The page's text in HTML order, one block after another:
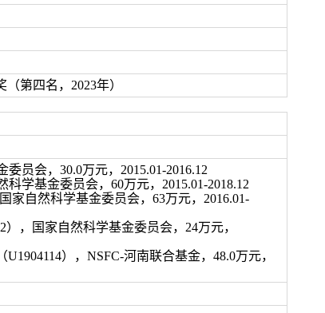
第四名，2023年）
委员会， 30.0万元， 2015.01-2016.12
科学基金委员会， 60万元， 2015.01-2018.12
家自然科学基金委员会， 63万元， 2016.01-
），国家自然科学基金委员会， 24万元，
U1904114）， NSFC-河南联合基金， 48.0万元，